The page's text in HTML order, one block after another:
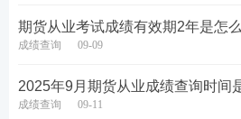
期货从业考试成绩有效期2年是怎
成绩查询 09-09
2025年9月期货从业成绩查询时间
成绩查询 09-11